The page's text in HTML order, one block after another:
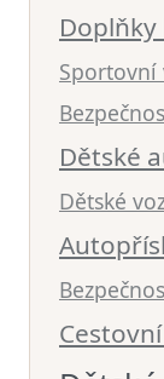
Sportovní
Dětské
Dětské